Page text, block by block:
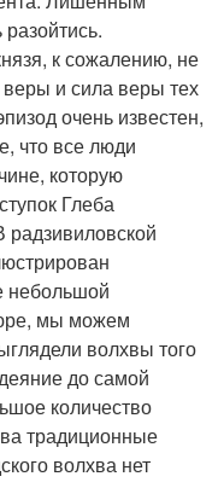
к сожалению, не
и сила веры тех
очень известен,
что все люди
которую
Глеба
небольшой
мы можем
волхвы того
до самой
количество
традиционные
волхва нет